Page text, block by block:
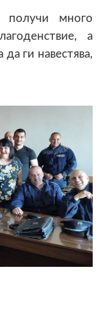
получи много
а
ги навестява,